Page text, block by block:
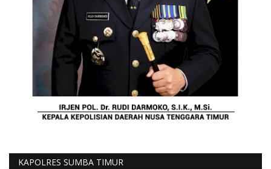
KAPOLRES SUMBA TIMUR